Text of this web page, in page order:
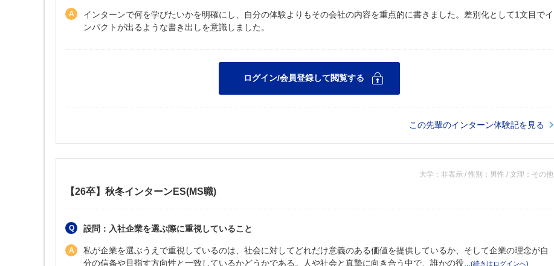
インターンで何を学びたいかを明確にし、自分の体験よりもその会社の内容を重点的に書きました。差別化として1文目でイ
ンパクトが出るような書き出しを意識しました。
この先輩のインターン体験記を見る
大学：非表示 / 性別：男性 / 文理：その他
【26卒】秋冬インターンES(MS職)
設問：入社企業を選ぶ際に重視していること
私が企業を選ぶうえで重視しているのは、社会に対してどれだけ意義のある価値を提供しているか、そして企業の理念が自
分の信条や目指す方向性と一致しているかどうかである。人や社会と真摯に向き合う中で、誰かの役